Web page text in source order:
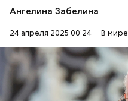
Ангелина Забелина
24 апреля 2025 00:24 В мире
Сара Носс (119 лет)